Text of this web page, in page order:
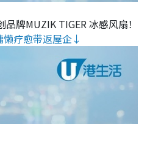
品牌MUZIK TIGER 冰感风扇！
疗愈带返屋企↓